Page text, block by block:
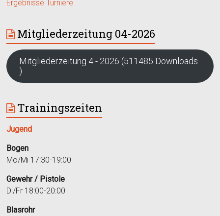
Ergebnisse Turniere
Mitgliederzeitung 04-2026
Mitgliederzeitung 4 - 2026 (511485 Downloads
)
Trainingszeiten
Jugend
Bogen
Mo/Mi 17:30-19:00
Gewehr / Pistole
Di/Fr 18:00-20:00
Blasrohr